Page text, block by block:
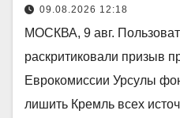
09.08.2026 12:18
МОСКВА, 9 авг.
раскритиковали призыв
Еврокомиссии Урсулы
лишить Кремль всех